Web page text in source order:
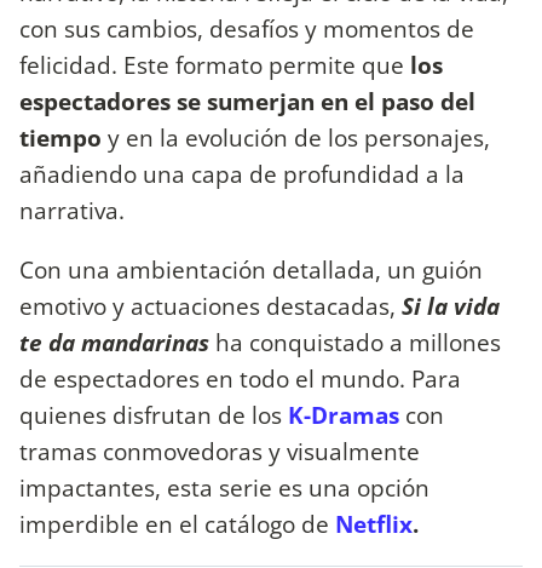
con sus cambios, desafíos y momentos de
felicidad. Este formato permite que los
espectadores se sumerjan en el paso del
tiempo y en la evolución de los personajes,
añadiendo una capa de profundidad a la
narrativa.
Con una ambientación detallada, un guión
emotivo y actuaciones destacadas, Si la vida
te da mandarinas ha conquistado a millones
de espectadores en todo el mundo. Para
quienes disfrutan de los K-Dramas con
tramas conmovedoras y visualmente
impactantes, esta serie es una opción
imperdible en el catálogo de Netflix.